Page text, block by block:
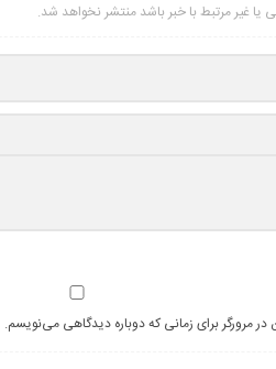
یا غیر مرتبط با خبر باشد منتشر نخواهد شد.
مرورگر برای زمانی که دوباره دیدگاهی می‌نویسم.